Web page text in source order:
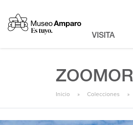
VISITA
Inicio Colecciones